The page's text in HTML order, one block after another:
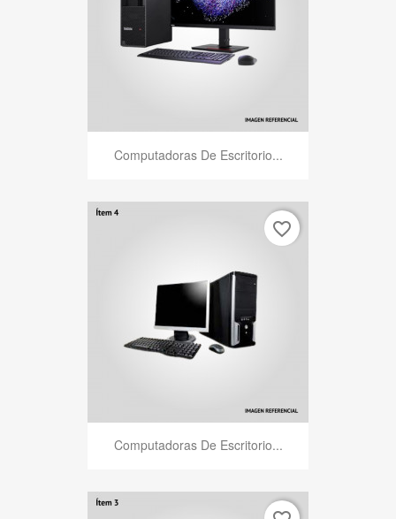
Computadoras De Escritorio...
Computadoras De Escritorio...
favorite_border